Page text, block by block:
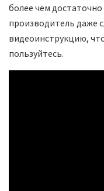
более чем достаточно
производитель даже
видеоинструкцию,
пользуйтесь.